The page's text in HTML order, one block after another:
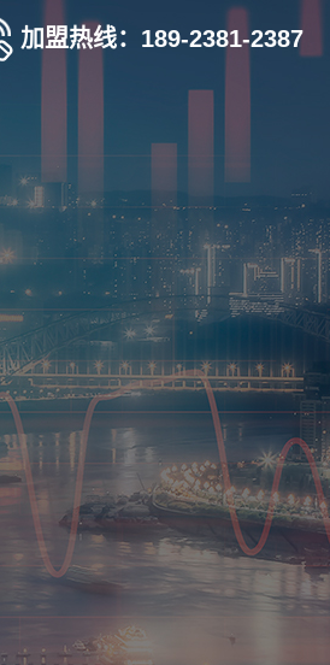
加盟热线：189-2381-2387